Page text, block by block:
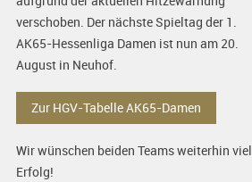
verschoben. Der nächste Spieltag der 1.
AK65-Hessenliga Damen ist nun am 20.
August in Neuhof.
Zur HGV-Tabelle AK65-Damen
Wir wünschen beiden Teams weiterhin viel
Erfolg!